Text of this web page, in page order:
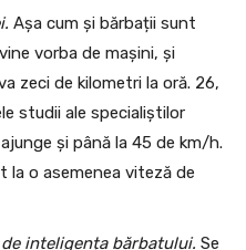
Așa cum și bărbații sunt
vorba de mașini, și
zeci de kilometri la oră. 26,
studii ale specialiștilor
și până la 45 de km/h.
o asemenea viteză de
inteligența bărbatului. Se